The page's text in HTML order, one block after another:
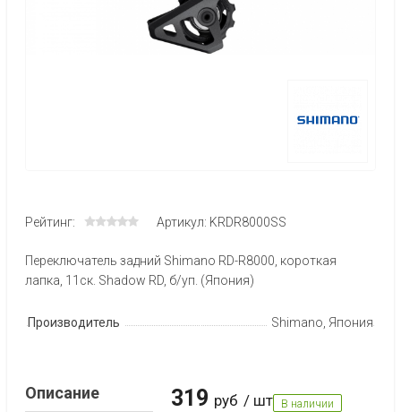
Рейтинг: Артикул: KRDR8000SS
Переключатель задний Shimano RD-R8000, короткая
лапка, 11ск. Shadow RD, б/уп. (Япония)
Производитель Shimano, Япония
319 руб / шт В наличии
Описание